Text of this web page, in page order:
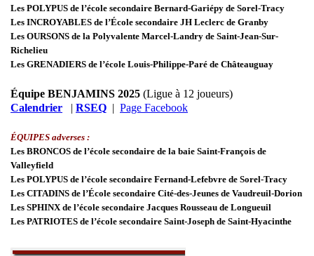
Les POLYPUS de l’école secondaire Bernard-Gariépy de Sorel-Tracy
Les INCROYABLES de l’École secondaire JH Leclerc de Granby
Les OURSONS de la Polyvalente Marcel-Landry de Saint-Jean-Sur-
Richelieu
Les GRENADIERS de l’école Louis-Philippe-Paré de Châteauguay
Équipe BENJAMINS 2025 (Ligue à 12 joueurs)
Calendrier
| RSEQ | Page Facebook
ÉQUIPES adverses :
Les BRONCOS de l’école secondaire de la baie Saint-François de
Valleyfield
Les POLYPUS de l’école secondaire Fernand-Lefebvre de Sorel-Tracy
Les CITADINS de l’École secondaire Cité-des-Jeunes de Vaudreuil-Dorion
Les SPHINX de l’école secondaire Jacques Rousseau de Longueuil
Les PATRIOTES de l’école secondaire Saint-Joseph de Saint-Hyacinthe